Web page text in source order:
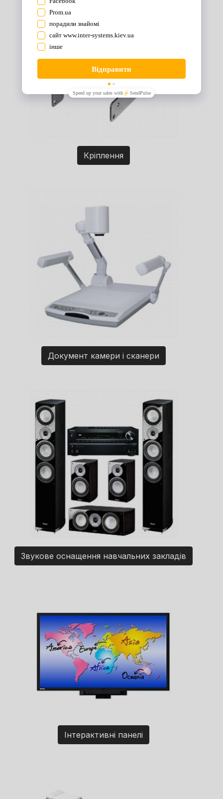
Кріплення
Документ камери і сканери
Звукове оснащення навчальних закладів
Інтерактивні панелі